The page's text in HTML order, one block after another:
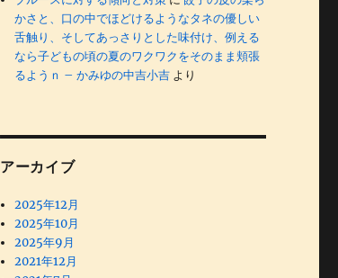
かさと、口の中でほどけるようなタネの優しい
舌触り、そしてあっさりとした味付け、例える
なら子どもの頃の夏のワクワクをそのまま頬張
るようｎ – かみゆの中吉小吉 より
アーカイブ
2025年12月
2025年10月
2025年9月
2021年12月